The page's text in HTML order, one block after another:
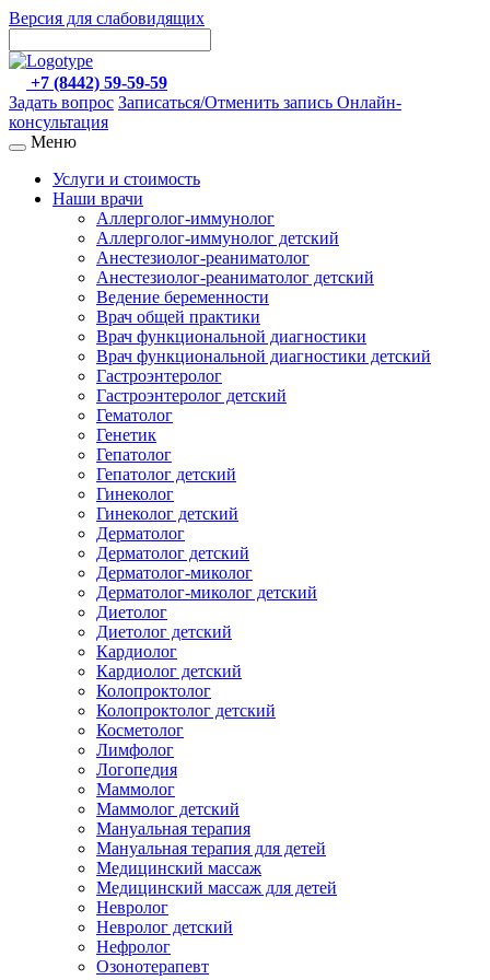
Версия для слабовидящих
+7 (8442) 59-59-59
Задать вопрос Записаться/Отменить запись Онлайн-
консультация
Меню
Услуги и стоимость
Наши врачи
Аллерголог-иммунолог
Аллерголог-иммунолог детский
Анестезиолог-реаниматолог
Анестезиолог-реаниматолог детский
Ведение беременности
Врач общей практики
Врач функциональной диагностики
Врач функциональной диагностики детский
Гастроэнтеролог
Гастроэнтеролог детский
Гематолог
Генетик
Гепатолог
Гепатолог детский
Гинеколог
Гинеколог детский
Дерматолог
Дерматолог детский
Дерматолог-миколог
Дерматолог-миколог детский
Диетолог
Диетолог детский
Кардиолог
Кардиолог детский
Колопроктолог
Колопроктолог детский
Косметолог
Лимфолог
Логопедия
Маммолог
Маммолог детский
Мануальная терапия
Мануальная терапия для детей
Медицинский массаж
Медицинский массаж для детей
Невролог
Невролог детский
Нефролог
Озонотерапевт